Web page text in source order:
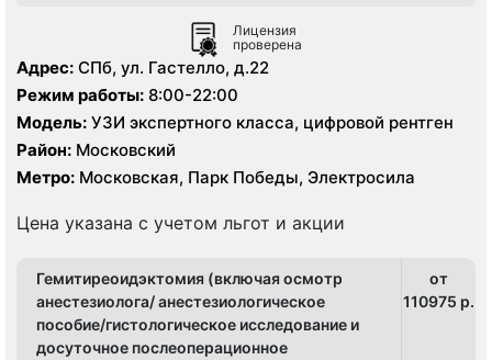
Лицензия
проверена
Адрес: СПб, ул. Гастелло, д.22
Режим работы: 8:00-22:00
Модель: УЗИ экспертного класса, цифровой рентген
Район: Московский
Метро: Московская, Парк Победы, Электросила
Цена указана с учетом льгот и акции
Гемитиреоидэктомия (включая осмотр
анестезиолога/ анестезиологическое
пособие/гистологическое исследование и
досуточное послеоперационное
от
110975 p.